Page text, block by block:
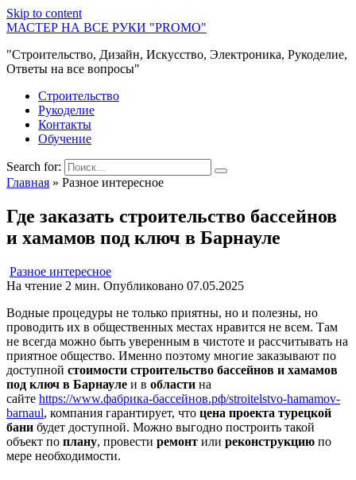
Skip to content
МАСТЕР НА ВСЕ РУКИ "PROMO"
"Строительство, Дизайн, Искусство, Электроника, Рукоделие,
Ответы на все вопросы"
Строительство
Рукоделие
Контакты
Обучение
Search for:
Главная » Разное интересное
Где заказать строительство бассейнов
и хамамов под ключ в Барнауле
Разное интересное
На чтение 2 мин. Опубликовано 07.05.2025
Водные процедуры не только приятны, но и полезны, но
проводить их в общественных местах нравится не всем. Там
не всегда можно быть уверенным в чистоте и рассчитывать на
приятное общество. Именно поэтому многие заказывают по
доступной стоимости строительство бассейнов и хамамов
под ключ в Барнауле и в области на
сайте https://www.фабрика-бассейнов.рф/stroitelstvo-hamamov-
barnaul, компания гарантирует, что цена проекта турецкой
бани будет доступной. Можно выгодно построить такой
объект по плану, провести ремонт или реконструкцию по
мере необходимости.